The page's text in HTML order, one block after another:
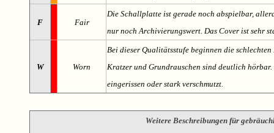
F Fair
Die Schallplatte ist gerade noch abspielbar,
nur noch Archivierungswert. Das Cover ist sehr
W Worn
Bei dieser Qualitätsstufe beginnen die
Kratzer und Grundrauschen sind deutlich
eingerissen oder stark verschmutzt.
Weitere Beschreibungen für